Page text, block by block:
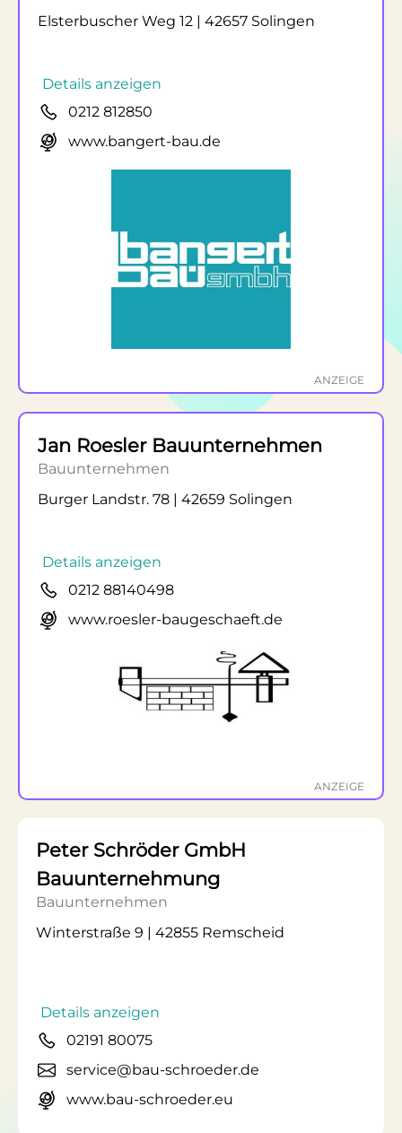
Elsterbuscher Weg 12 | 42657 Solingen
Details anzeigen
0212 812850
www.bangert-bau.de
ANZEIGE
Jan Roesler Bauunternehmen
Bauunternehmen
Burger Landstr. 78 | 42659 Solingen
Details anzeigen
0212 88140498
www.roesler-baugeschaeft.de
ANZEIGE
Peter Schröder GmbH
Bauunternehmung
Bauunternehmen
Winterstraße 9 | 42855 Remscheid
Details anzeigen
02191 80075
service@bau-schroeder.de
www.bau-schroeder.eu